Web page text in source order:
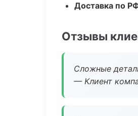
Доставка по
Отзывы
Сложные
— Клиент